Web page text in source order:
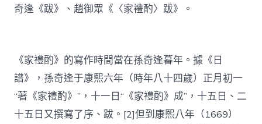
奇逢《跋》、趙御眾《〈家禮酌〉跋》。
《家禮酌》的寫作時間當在孫奇逢暮年。據《日
譜》，孫奇逢于康熙六年（時年八十四歲）正月初一
“著《家禮酌》”，十一日“《家禮酌》成”，十五日、二
十五日又撰寫了序、跋。[2]但到康熙八年（1669）